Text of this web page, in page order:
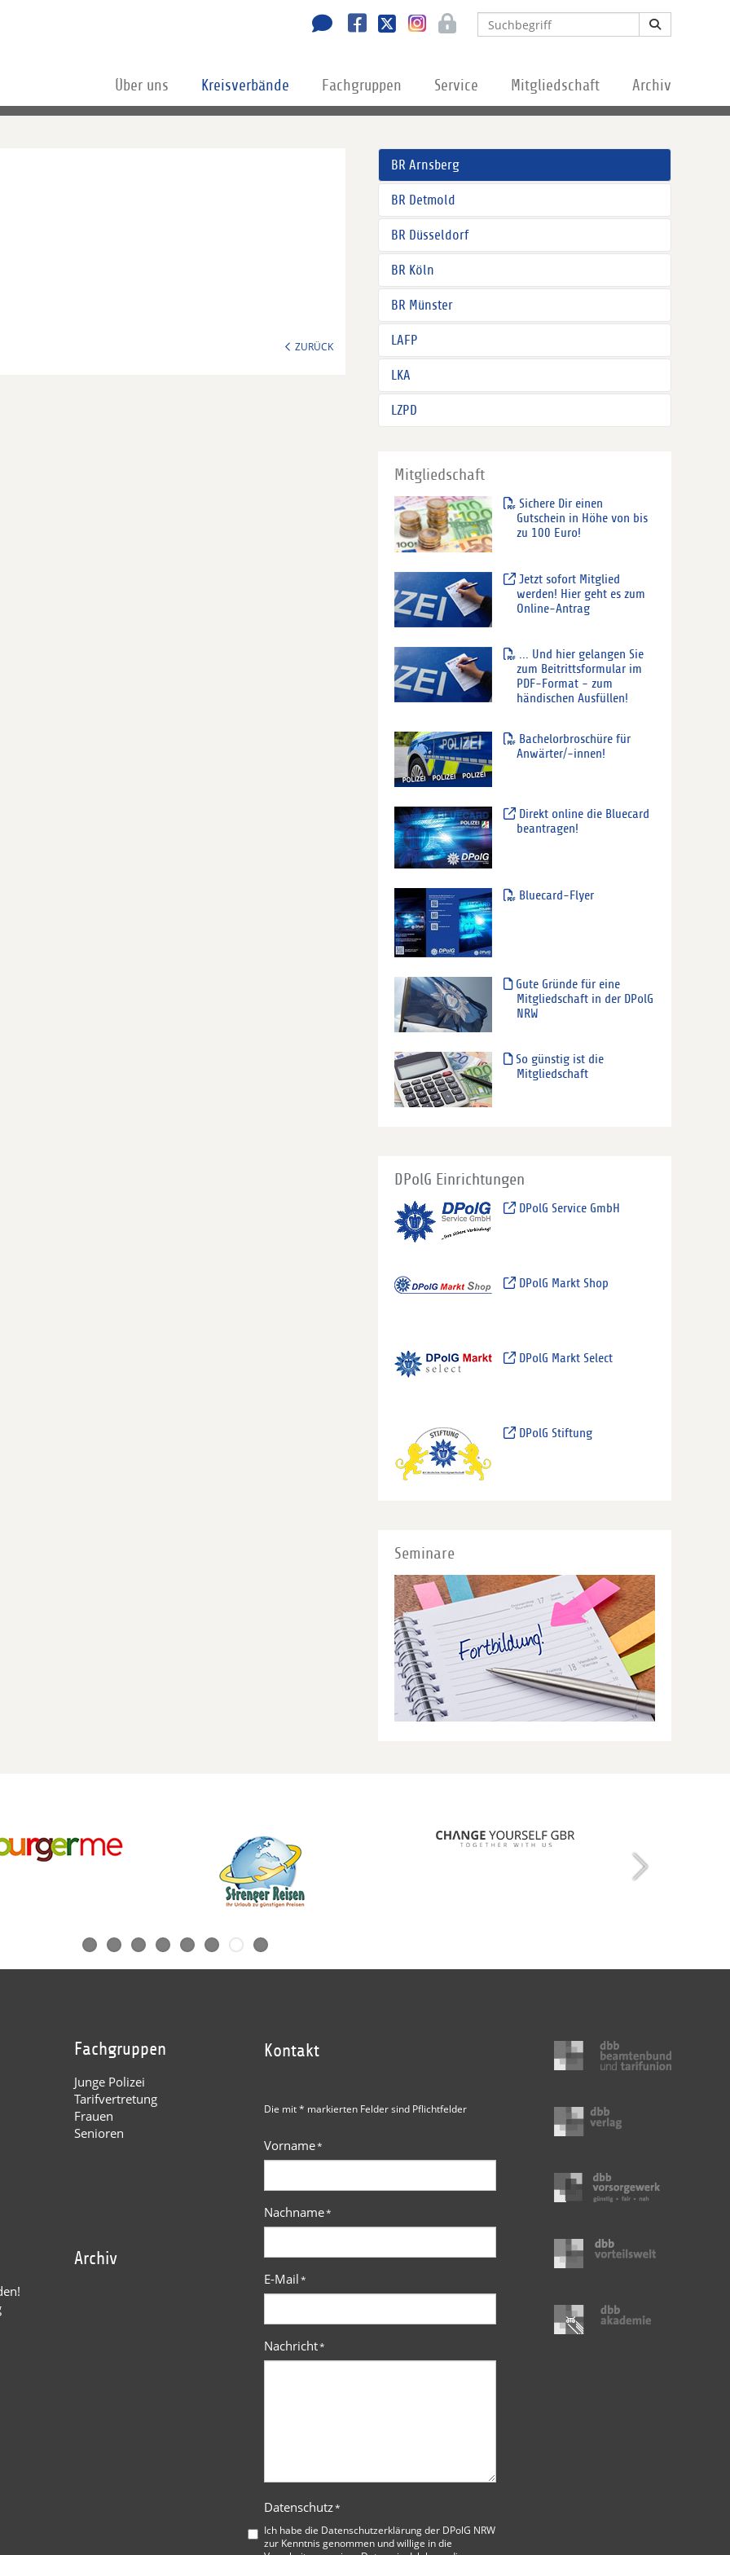
Über uns Kreisverbände Fachgruppen Service Mitgliedschaft Archiv
ZURÜCK
BR Arnsberg
BR Detmold
BR Düsseldorf
BR Köln
BR Münster
LAFP
LKA
LZPD
Mitgliedschaft
Sichere Dir einen
Gutschein in Höhe von bis
zu 100 Euro!
Jetzt sofort Mitglied
werden! Hier geht es zum
Online-Antrag
... Und hier gelangen Sie
zum Beitrittsformular im
PDF-Format - zum
händischen Ausfüllen!
Bachelorbroschüre für
Anwärter/-innen!
Direkt online die Bluecard
beantragen!
Bluecard-Flyer
Gute Gründe für eine
Mitgliedschaft in der DPolG
NRW
So günstig ist die
Mitgliedschaft
DPolG Einrichtungen
DPolG Service GmbH
DPolG Markt Shop
DPolG Markt Select
DPolG Stiftung
Seminare
Fachgruppen
Junge Polizei
Tarifvertretung
Frauen
Senioren
Archiv
Kontakt
Die mit * markierten Felder sind Pflichtfelder
Vorname*
Nachname*
E-Mail*
Nachricht*
Datenschutz*
Ich habe die Datenschutzerklärung der DPolG NRW
zur Kenntnis genommen und willige in die